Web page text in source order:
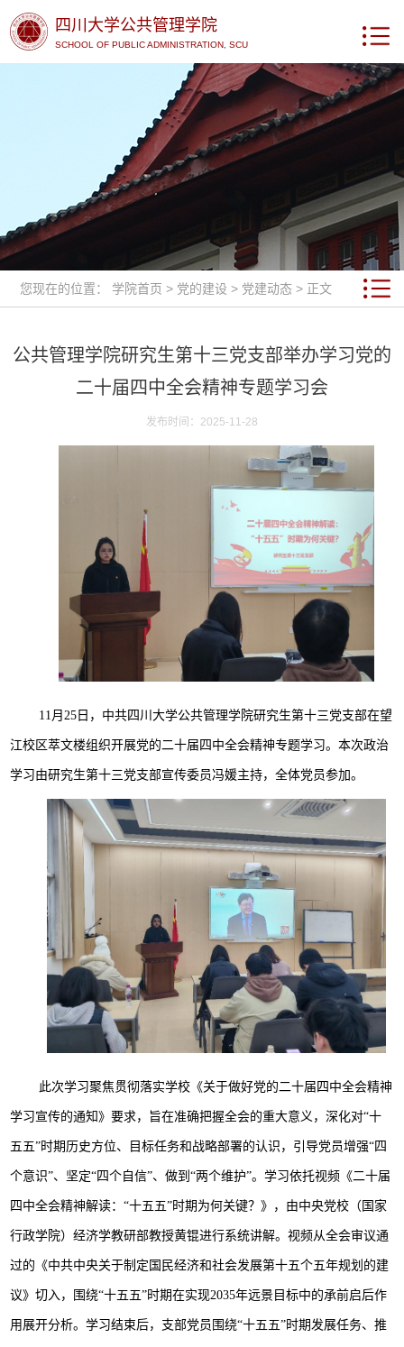
四川大学公共管理学院
SCHOOL OF PUBLIC ADMINISTRATION, SCU
您现在的位置： 学院首页 > 党的建设 > 党建动态 > 正文
公共管理学院研究生第十三党支部举办学习党的
二十届四中全会精神专题学习会
发布时间：2025-11-28
11月25日，中共四川大学公共管理学院研究生第十三党支部在望
江校区萃文楼组织开展党的二十届四中全会精神专题学习。本次政治
学习由研究生第十三党支部宣传委员冯媛主持，全体党员参加。
此次学习聚焦贯彻落实学校《关于做好党的二十届四中全会精神
学习宣传的通知》要求，旨在准确把握全会的重大意义，深化对“十
五五”时期历史方位、目标任务和战略部署的认识，引导党员增强“四
个意识”、坚定“四个自信”、做到“两个维护”。学习依托视频《二十届
四中全会精神解读：“十五五”时期为何关键？》，由中央党校（国家
行政学院）经济学教研部教授黄锟进行系统讲解。视频从全会审议通
过的《中共中央关于制定国民经济和社会发展第十五个五年规划的建
议》切入，围绕“十五五”时期在实现2035年远景目标中的承前启后作
用展开分析。学习结束后，支部党员围绕“十五五”时期发展任务、推